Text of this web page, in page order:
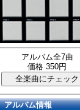
アルバム全7曲
価格 350円
アルバム情報